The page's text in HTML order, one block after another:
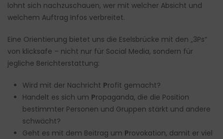
lohnt sich nachzuschauen, wer mit welcher Absicht und
welchem Auftrag Infos verbreitet.
Eine Orientierung bietet uns die Eselsbrücke mit den „3Ps“
von klicksafe – nicht nur für Social Media, sondern für
jegliche Berichterstattung:
Wird mit der Nachricht Profit gemacht?
Handelt es sich um Propaganda, die die Position
bestimmter Personen und Gruppen stärkt und andere
schwächt?
Geht es mit dem Beitrag um Provokation, damit er viel